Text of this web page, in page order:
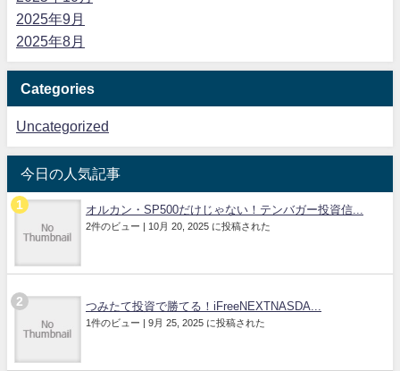
2025年9月
2025年8月
Categories
Uncategorized
今日の人気記事
オルカン・SP500だけじゃない！テンバガー投資信...
2件のビュー | 10月 20, 2025 に投稿された
つみたて投資で勝てる！iFreeNEXTNASDA...
1件のビュー | 9月 25, 2025 に投稿された